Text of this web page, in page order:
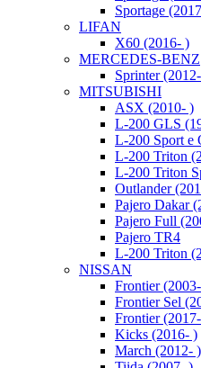
Sportage
LIFAN
X60 (2016- )
MERCEDES-BENZ
Sprinter
MITSUBISHI
ASX (2010- )
L-200 GLS
L-200 Sport e
L-200 Triton
L-200 Triton
Outlander
Pajero Dakar
Pajero Full
Pajero TR4
L-200 Triton
NISSAN
Frontier
Frontier Sel
Frontier
Kicks (2016- )
March (2012- )